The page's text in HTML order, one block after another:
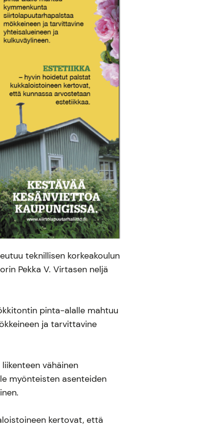
teknillisen korkeakoulun
Pekka V. Virtasen neljä
pinta-alalle mahtuu
ja tarvittavine
vähäinen
myönteisten asenteiden
kertovat, että